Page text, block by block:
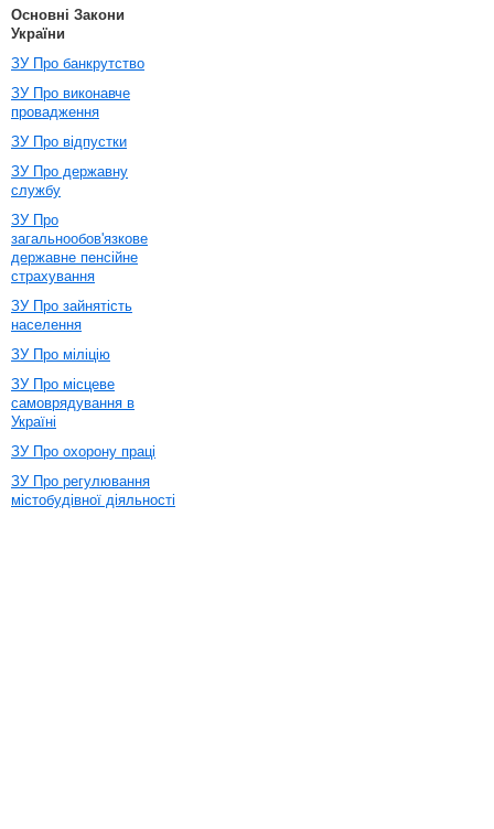
Основні Закони
України
ЗУ Про банкрутство
ЗУ Про виконавче
провадження
ЗУ Про відпустки
ЗУ Про державну
службу
ЗУ Про
загальнообов'язкове
державне пенсійне
страхування
ЗУ Про зайнятість
населення
ЗУ Про міліцію
ЗУ Про місцеве
самоврядування в
Україні
ЗУ Про охорону праці
ЗУ Про регулювання
містобудівної діяльності